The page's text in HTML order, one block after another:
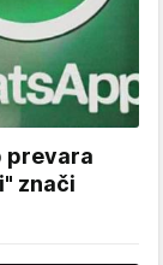
prevara
znači